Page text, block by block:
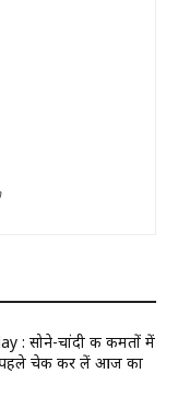
: सोने-चांदी की कीमतों में
पहले चेक कर लें आज का